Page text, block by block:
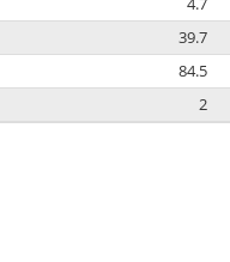
39.7
84.5
2